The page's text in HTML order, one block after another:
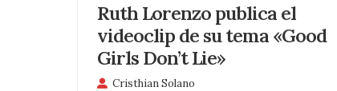
Ruth Lorenzo publica el
videoclip de su tema «Good
Girls Don’t Lie»
Cristhian Solano